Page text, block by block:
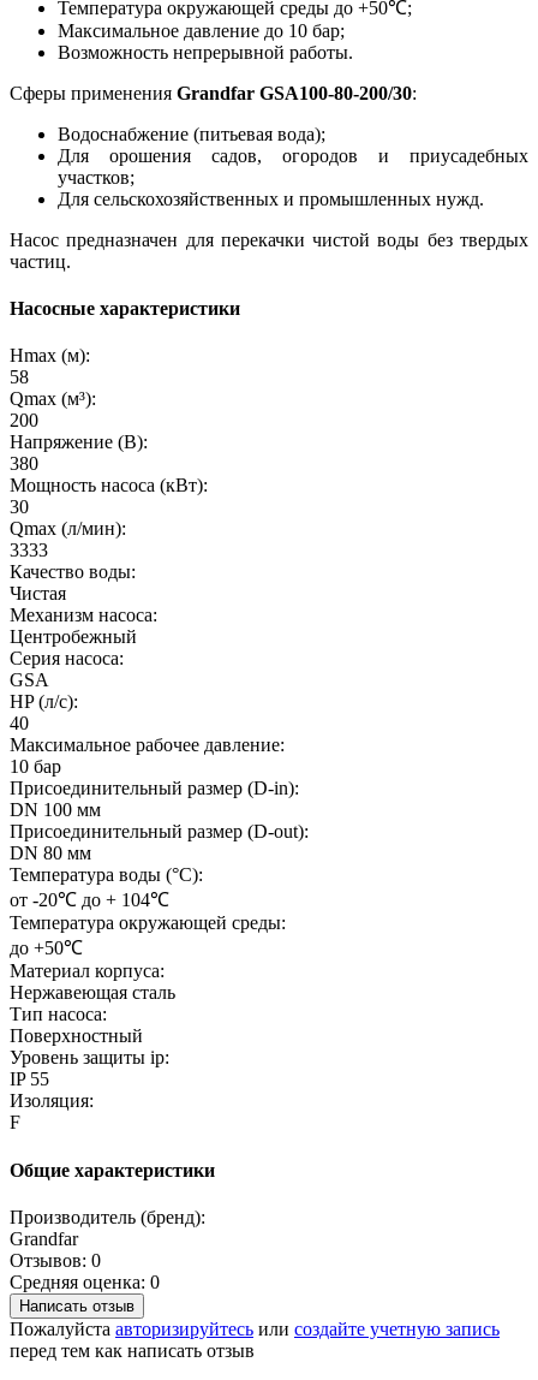
Температура окружающей среды до +50℃;
Максимальное давление до 10 бар;
Возможность непрерывной работы.
Сферы применения Grandfar GSA100-80-200/30:
Водоснабжение (питьевая вода);
Для орошения садов, огородов и приусадебных
участков;
Для сельскохозяйственных и промышленных нужд.
Насос предназначен для перекачки чистой воды без твердых
частиц.
Насосные характеристики
Hmax (м):
58
Qmax (м³):
200
Напряжение (В):
380
Мощность насоса (кВт):
30
Qmax (л/мин):
3333
Качество воды:
Чистая
Механизм насоса:
Центробежный
Серия насоса:
GSA
HP (л/с):
40
Максимальное рабочее давление:
10 бар
Присоединительный размер (D-in):
DN 100 мм
Присоединительный размер (D-out):
DN 80 мм
Температура воды (°C):
от -20℃ до + 104℃
Температура окружающей среды:
до +50℃
Материал корпуса:
Нержавеющая сталь
Тип насоса:
Поверхностный
Уровень защиты ip:
IP 55
Изоляция:
F
Общие характеристики
Производитель (бренд):
Grandfar
Отзывов: 0
Средняя оценка: 0
Написать отзыв
Пожалуйста авторизируйтесь или создайте учетную запись
перед тем как написать отзыв